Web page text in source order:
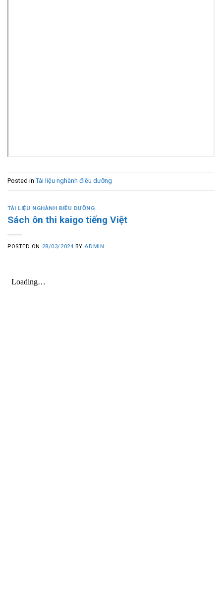
Posted in Tài liệu nghành điều dưỡng
TÀI LIỆU NGHÀNH ĐIỀU DƯỠNG
Sách ôn thi kaigo tiếng Việt
POSTED ON 28/03/2024 BY ADMIN